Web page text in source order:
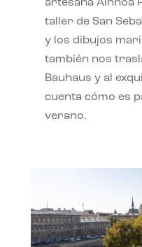
artesana Ainhoa
taller de San
y los dibujos
también nos
Bauhaus y al
cuenta cómo es
verano.